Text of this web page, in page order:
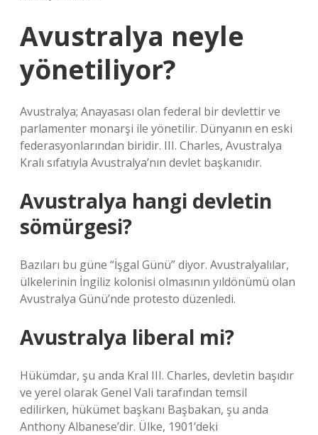
Avustralya neyle
yönetiliyor?
Avustralya; Anayasası olan federal bir devlettir ve
parlamenter monarşi ile yönetilir. Dünyanın en eski
federasyonlarından biridir. III. Charles, Avustralya
Kralı sıfatıyla Avustralya’nın devlet başkanıdır.
Avustralya hangi devletin
sömürgesi?
Bazıları bu güne “İşgal Günü” diyor. Avustralyalılar,
ülkelerinin İngiliz kolonisi olmasının yıldönümü olan
Avustralya Günü’nde protesto düzenledi.
Avustralya liberal mi?
Hükümdar, şu anda Kral III. Charles, devletin başıdır
ve yerel olarak Genel Vali tarafından temsil
edilirken, hükümet başkanı Başbakan, şu anda
Anthony Albanese’dir. Ülke, 1901’deki